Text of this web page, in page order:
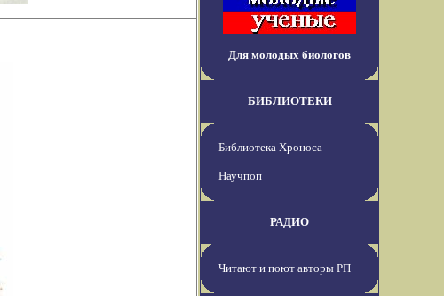
Для молодых биологов
БИБЛИОТЕКИ
Библиотека Хроноса
Научпоп
РАДИО
Читают и поют авторы РП